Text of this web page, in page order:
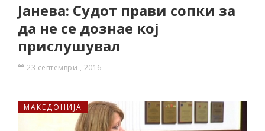
Јанева: Судот прави сопки за
да не се дознае кој
прислушувал
23 септември , 2016
МАКЕДОНИЈА